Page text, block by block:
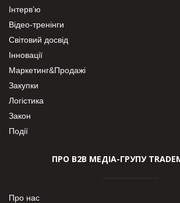
Інтерв’ю
Відео-тренінги
Світовий досвід
Інновації
Маркетинг&Продажі
Закупки
Логістика
Закон
Події
ПРО В2В МЕДІА-ГРУПУ
Про нас